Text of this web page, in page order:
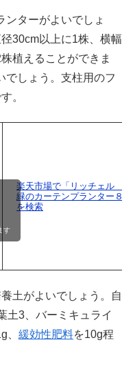
ンターがよいでしょ
30cm以上に1株、横幅
植えることができま
でしょう。支柱用のフ
。
楽天市場で「リッチェル
緑のカーテンプランター８
を検索
す
土がよいでしょう。自
土3、バーミキュライ
、 緩効性肥料を10g程